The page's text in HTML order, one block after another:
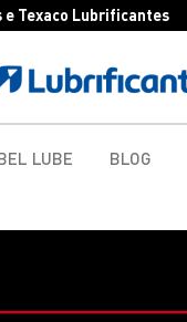
Texaco Lubrificantes
LUBE BLOG